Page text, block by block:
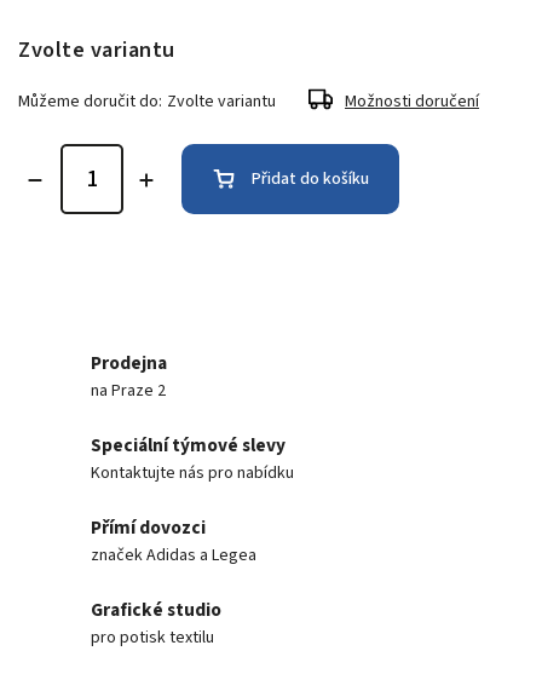
Zvolte variantu
Můžeme doručit do: Zvolte variantu Možnosti doručení
Přidat do košíku
Prodejna
na Praze 2
Speciální týmové slevy
Kontaktujte nás pro nabídku
Přímí dovozci
značek Adidas a Legea
Grafické studio
pro potisk textilu